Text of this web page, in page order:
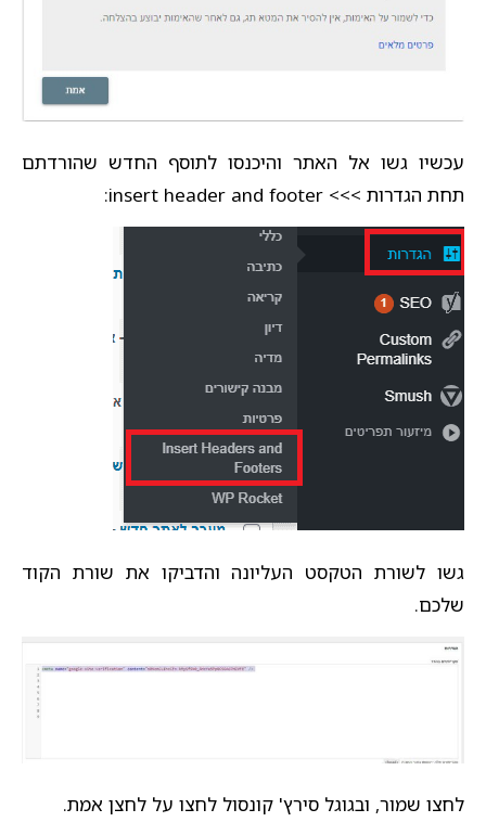
עכשיו גשו אל האתר והיכנסו לתוסף החדש שהורדתם
תחת הגדרות >>> insert header and footer:
גשו לשורת הטקסט העליונה והדביקו את שורת הקוד
שלכם.
לחצו שמור, ובגוגל סירץ' קונסול לחצו על לחצן אמת.